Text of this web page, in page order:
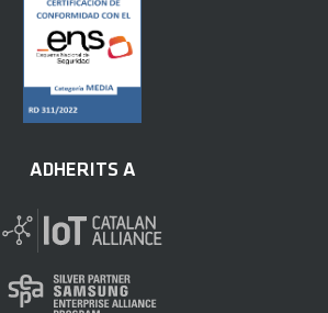
ADHERITS A